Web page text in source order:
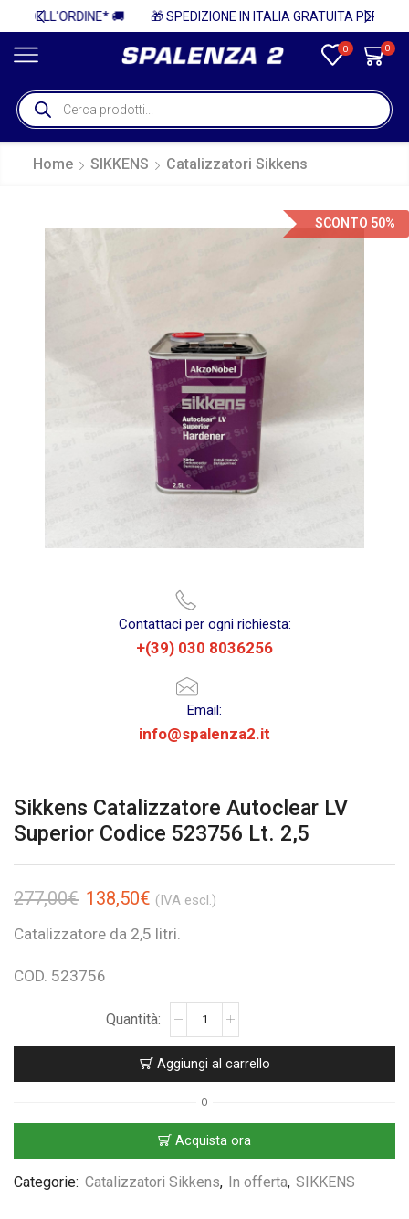
🎁 SPEDIZIONE IN ITALIA GRATUITA PER ORDINI SUPERIORI A 750€ + IVA 🎁
0 0
Home SIKKENS Catalizzatori Sikkens
SCONTO 50%
Contattaci per ogni richiesta:
+(39) 030 8036256
Email:
info@spalenza2.it
Sikkens Catalizzatore Autoclear LV
Superior Codice 523756 Lt. 2,5
277,00€ 138,50€ (IVA escl.)
Catalizzatore da 2,5 litri.
COD. 523756
Aggiungi al carrello
O
Acquista ora
Categorie: Catalizzatori Sikkens, In offerta, SIKKENS